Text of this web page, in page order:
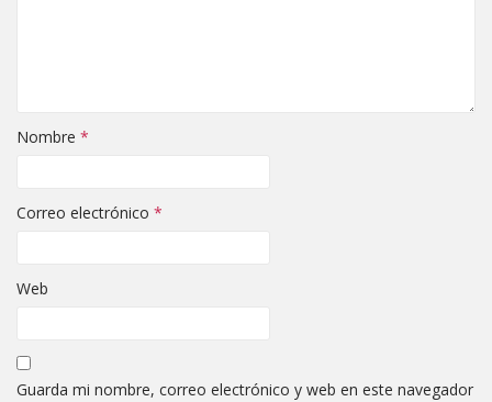
Nombre *
Correo electrónico *
Web
Guarda mi nombre, correo electrónico y web en este navegador